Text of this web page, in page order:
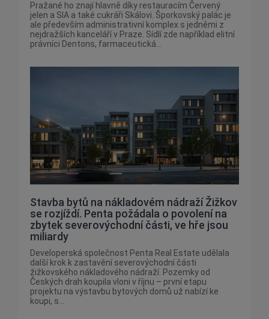
Pražané ho znají hlavně díky restauracím Červený
jelen a SIA a také cukráři Skálovi. Šporkovský palác je
ale především administrativní komplex s jedněmi z
nejdražších kanceláří v Praze. Sídlí zde například elitní
právníci Dentons, farmaceutická...
Stavba bytů na nákladovém nádraží Žižkov
se rozjíždí. Penta požádala o povolení na
zbytek severovýchodní části, ve hře jsou
miliardy
Developerská společnost Penta Real Estate udělala
další krok k zastavění severovýchodní části
žižkovského nákladového nádraží. Pozemky od
Českých drah koupila vloni v říjnu – první etapu
projektu na výstavbu bytových domů už nabízí ke
koupi, s...